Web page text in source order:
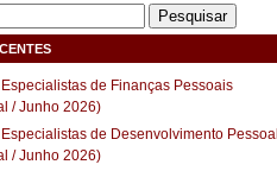
de Finanças Pessoais
/ Junho 2026)
de Desenvolvimento Pessoal
/ Junho 2026)